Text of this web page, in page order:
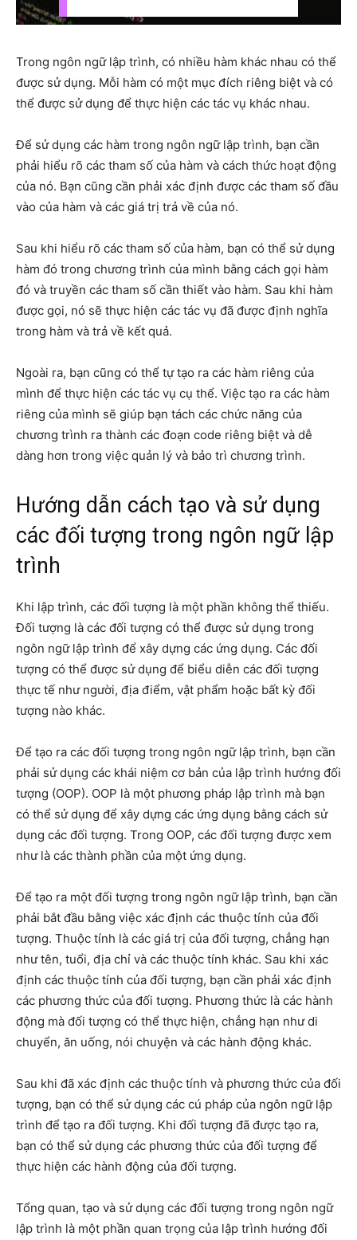
Trong ngôn ngữ lập trình, có nhiều hàm khác nhau có thể
được sử dụng. Mỗi hàm có một mục đích riêng biệt và có
thể được sử dụng để thực hiện các tác vụ khác nhau.
Để sử dụng các hàm trong ngôn ngữ lập trình, bạn cần
phải hiểu rõ các tham số của hàm và cách thức hoạt động
của nó. Bạn cũng cần phải xác định được các tham số đầu
vào của hàm và các giá trị trả về của nó.
Sau khi hiểu rõ các tham số của hàm, bạn có thể sử dụng
hàm đó trong chương trình của mình bằng cách gọi hàm
đó và truyền các tham số cần thiết vào hàm. Sau khi hàm
được gọi, nó sẽ thực hiện các tác vụ đã được định nghĩa
trong hàm và trả về kết quả.
Ngoài ra, bạn cũng có thể tự tạo ra các hàm riêng của
mình để thực hiện các tác vụ cụ thể. Việc tạo ra các hàm
riêng của mình sẽ giúp bạn tách các chức năng của
chương trình ra thành các đoạn code riêng biệt và dễ
dàng hơn trong việc quản lý và bảo trì chương trình.
Hướng dẫn cách tạo và sử dụng
các đối tượng trong ngôn ngữ lập
trình
Khi lập trình, các đối tượng là một phần không thể thiếu.
Đối tượng là các đối tượng có thể được sử dụng trong
ngôn ngữ lập trình để xây dựng các ứng dụng. Các đối
tượng có thể được sử dụng để biểu diễn các đối tượng
thực tế như người, địa điểm, vật phẩm hoặc bất kỳ đối
tượng nào khác.
Để tạo ra các đối tượng trong ngôn ngữ lập trình, bạn cần
phải sử dụng các khái niệm cơ bản của lập trình hướng đối
tượng (OOP). OOP là một phương pháp lập trình mà bạn
có thể sử dụng để xây dựng các ứng dụng bằng cách sử
dụng các đối tượng. Trong OOP, các đối tượng được xem
như là các thành phần của một ứng dụng.
Để tạo ra một đối tượng trong ngôn ngữ lập trình, bạn cần
phải bắt đầu bằng việc xác định các thuộc tính của đối
tượng. Thuộc tính là các giá trị của đối tượng, chẳng hạn
như tên, tuổi, địa chỉ và các thuộc tính khác. Sau khi xác
định các thuộc tính của đối tượng, bạn cần phải xác định
các phương thức của đối tượng. Phương thức là các hành
động mà đối tượng có thể thực hiện, chẳng hạn như di
chuyển, ăn uống, nói chuyện và các hành động khác.
Sau khi đã xác định các thuộc tính và phương thức của đối
tượng, bạn có thể sử dụng các cú pháp của ngôn ngữ lập
trình để tạo ra đối tượng. Khi đối tượng đã được tạo ra,
bạn có thể sử dụng các phương thức của đối tượng để
thực hiện các hành động của đối tượng.
Tổng quan, tạo và sử dụng các đối tượng trong ngôn ngữ
lập trình là một phần quan trọng của lập trình hướng đối